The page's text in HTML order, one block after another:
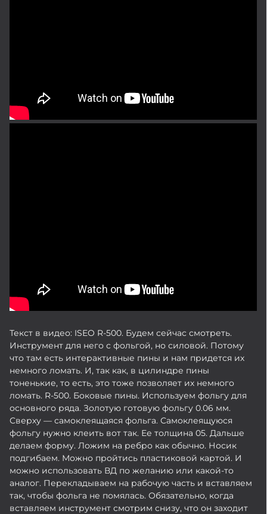
Текст в видео: ISEO R-500. Будем сейчас смотреть.
Инструмент для него с фольгой, но силовой. Потому
что там есть интерактивные пины и нам придется их
немного ломать. И, так как, в цилиндре пины
тоненькие, то есть, это тоже позволяет их немного
ломать. R-500. Боковые пины. Используем фольгу для
основного ряда. Золотую готовую фольгу 0.06 мм.
Сверху — самоклеящаяся фольга. Самоклеящуюся
фольгу нужно клеить вот так. Ее толщина 05. Дальше
делаем форму. Ложим на ребро как обычно. Носик
подгибаем. Можно пройтись пластиковой картой. И
можно использовать ВД по желанию или какой-то
аналог. Перекладываем на рабочую часть и вставляем
так, чтобы фольга не помялась. Обязательно, когда
вставляем инструмент смотрим снизу, что он заходит